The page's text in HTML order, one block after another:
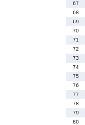
67
68
69
70
71
72
73
74
75
76
77
78
79
80